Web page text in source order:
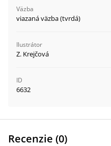
Väzba
viazaná väzba (tvrdá)
Ilustrátor
Z. Krejčová
ID
6632
Recenzie (0)